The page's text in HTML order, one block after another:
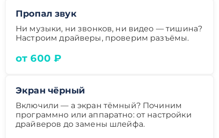
Пропал звук
Ни музыки, ни звонков, ни видео — тишина?
Настроим драйверы, проверим разъёмы.
от 600 ₽
Экран чёрный
Включили — а экран тёмный? Починим
программно или аппаратно: от настройки
драйверов до замены шлейфа.